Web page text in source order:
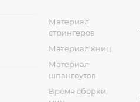
Материал
стрингеров
Материал книц
Материал
шпангоутов
Время сборки,